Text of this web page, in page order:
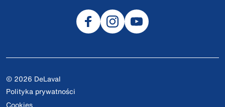
© 2026 DeLaval
Polityka prywatności
Cookies